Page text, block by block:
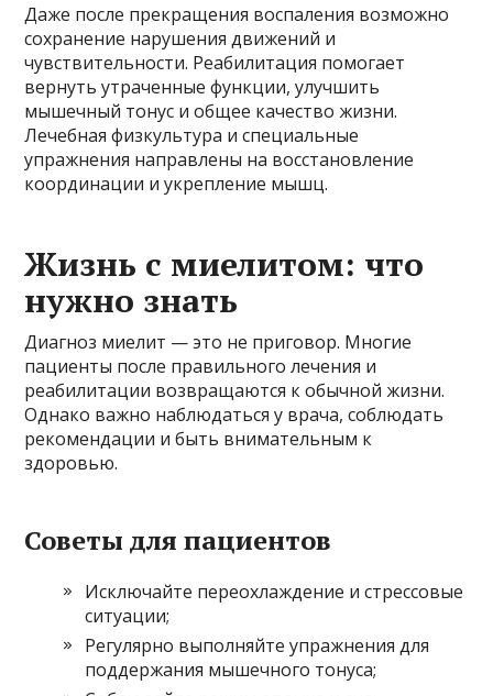
Даже после прекращения воспаления возможно
сохранение нарушения движений и
чувствительности. Реабилитация помогает
вернуть утраченные функции, улучшить
мышечный тонус и общее качество жизни.
Лечебная физкультура и специальные
упражнения направлены на восстановление
координации и укрепление мышц.
Жизнь с миелитом: что
нужно знать
Диагноз миелит — это не приговор. Многие
пациенты после правильного лечения и
реабилитации возвращаются к обычной жизни.
Однако важно наблюдаться у врача, соблюдать
рекомендации и быть внимательным к
здоровью.
Советы для пациентов
Исключайте переохлаждение и стрессовые
ситуации;
Регулярно выполняйте упражнения для
поддержания мышечного тонуса;